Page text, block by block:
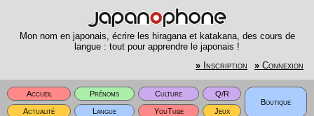
Mon nom en japonais, écrire les hiragana et katakana, des cours de
langue : tout pour apprendre le japonais !
» Inscription » Connexion
Accueil Prénoms Culture
Q/R
Boutique
Actualité
Langue YouTube Jeux